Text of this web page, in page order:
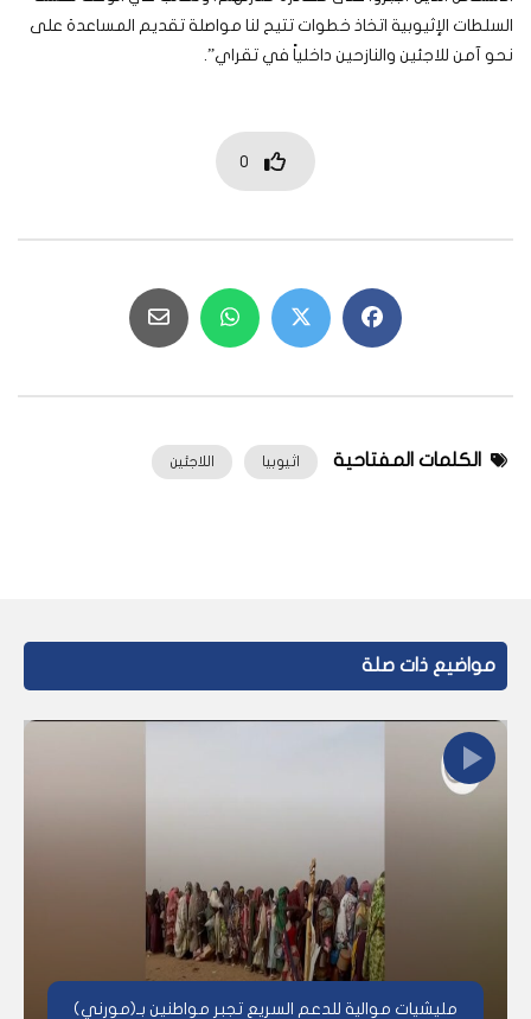
السلطات الإثيوبية اتخاذ خطوات تتيح لنا مواصلة تقديم المساعدة على
نحو آمن للاجئين والنازحين داخلياً في تقراي”.
0
الكلمات المفتاحية اثيوبيا اللاجئين
مواضيع ذات صلة
مليشيات موالية للدعم السريع تجبر مواطنين بـ(مورني)